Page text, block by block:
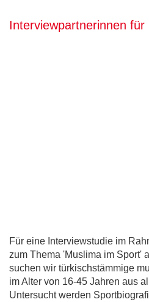
Interviewpartnerinnen für
Für eine Interviewstudie im
zum Thema 'Muslima im Sport'
suchen wir türkischstämmige
im Alter von 16-45 Jahren aus
Untersucht werden